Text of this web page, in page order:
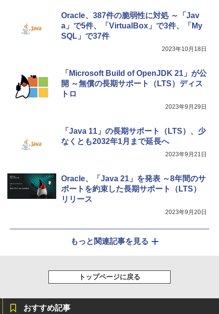
Oracle、387件の脆弱性に対処 ～「Jav
a」で5件、「VirtualBox」で3件、「My
SQL」で37件
2023年10月18日
「Microsoft Build of OpenJDK 21」が公
開 ～無償の長期サポート（LTS）ディス
トロ
2023年9月29日
「Java 11」の長期サポート（LTS）、少
なくとも2032年1月まで延長へ
2023年9月21日
Oracle、「Java 21」を発表 ～8年間のサ
ポートを約束した長期サポート（LTS）
リリース
2023年9月20日
もっと関連記事を見る
トップページに戻る
おすすめ記事